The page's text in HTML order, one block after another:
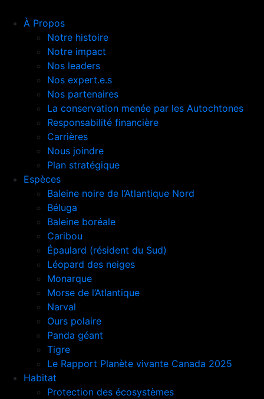
À Propos
Notre histoire
Notre impact
Nos leaders
Nos expert.e.s
Nos partenaires
La conservation menée par les Autochtones
Responsabilité financière
Carrières
Nous joindre
Plan stratégique
Espèces
Baleine noire de l’Atlantique Nord
Béluga
Baleine boréale
Caribou
Épaulard (résident du Sud)
Léopard des neiges
Monarque
Morse de l’Atlantique
Narval
Ours polaire
Panda géant
Tigre
Le Rapport Planète vivante Canada 2025
Habitat
Protection des écosystèmes